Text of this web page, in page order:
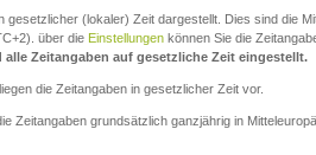
(lokaler) Zeit dargestellt. Dies sind die
über die Einstellungen können Sie die
alle Zeitangaben auf gesetzliche Zeit eingestellt.
liegen die Zeitangaben in gesetzlicher Zeit vor.
Zeitangaben grundsätzlich ganzjährig in